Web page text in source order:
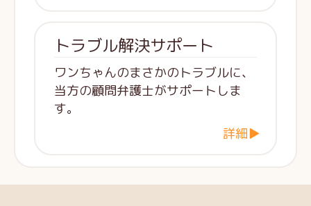
トラブル解決サポート
ワンちゃんのまさかのトラブルに、
当方の顧問弁護士がサポートしま
す。
詳細▶